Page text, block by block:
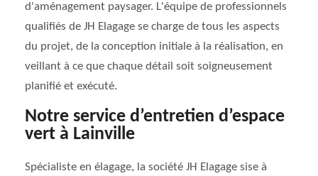
d'aménagement paysager. L'équipe de professionnels
qualifiés de JH Elagage se charge de tous les aspects
du projet, de la conception initiale à la réalisation, en
veillant à ce que chaque détail soit soigneusement
planifié et exécuté.
Notre service d’entretien d’espace
vert à Lainville
Spécialiste en élagage, la société JH Elagage sise à